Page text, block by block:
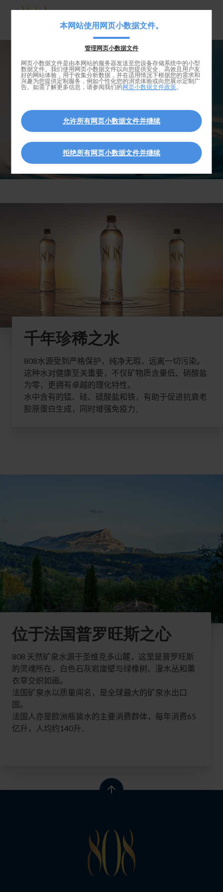
search
我们的水
千年珍稀之水
808水源受到严格保护，纯净无瑕，远离一切污染。
这种水对健康至关重要，不仅矿物质含量低、硝酸盐
为零，更拥有卓越的理化特性。
水中含有的锰、硅、硫酸盐和铁，有助于促进抗衰老
胶原蛋白生成，同时增强免疫力。
位于法国普罗旺斯之心
808 天然矿泉水源于圣维克多山麓，这里是普罗旺斯
的灵魂所在，白色石灰岩崖壁与绿橡树、灌木丛和薰
衣草交织如画。
法国矿泉水以质量闻名，是全球最大的矿泉水出口
国。
法国人亦是欧洲瓶装水的主要消费群体，每年消费65
亿升，人均约140升
本网站使用网页小数据文件。
管理网页小数据文件
网页小数据文件是由本网站的服务器发送至您设备存储系统中的小型
数据文件。我们使用网页小数据文件以向您提供安全、高效且用户友
好的网站体验，用于收集分析数据，并在适用情况下根据您的需求和
兴趣为您提供定制服务，例如个性化您的浏览体验或向您展示定制广
告。如需了解更多信息，请参阅我们的 网页小数据文件政策。
允许所有网页小数据文件并继续
拒绝所有网页小数据文件并继续